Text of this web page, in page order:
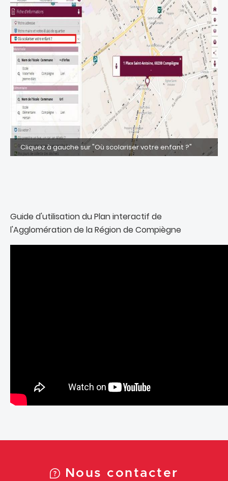
Cliquez à gauche sur "Où scolariser votre enfant ?"
Guide d'utilisation du Plan interactif de
l'Agglomération de la Région de Compiègne
Nous contacter